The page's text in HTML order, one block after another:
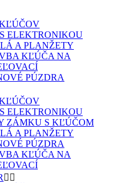
ELEKTRONIKOU
A PLANŽETY
KĽÚČA NA
PÚZDRA
ELEKTRONIKOU
ZÁMKU S KĽÚČOM
A PLANŽETY
PÚZDRA
KĽÚČA NA
 